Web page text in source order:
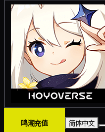
鸣潮充值 简体中文